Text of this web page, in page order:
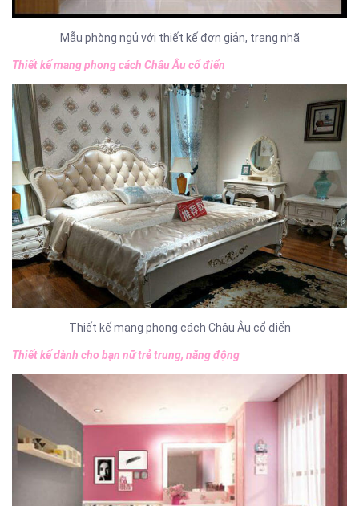
Mẫu phòng ngủ với thiết kế đơn giản, trang nhã
Thiết kế mang phong cách Châu Âu cổ điển
Thiết kế mang phong cách Châu Âu cổ điển
Thiết kế dành cho bạn nữ trẻ trung, năng động